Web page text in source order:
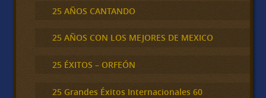
25 AÑOS CANTANDO
25 AÑOS CON LOS MEJORES DE MEXICO
25 ÉXITOS – ORFEÓN
25 Grandes Éxitos Internacionales 60